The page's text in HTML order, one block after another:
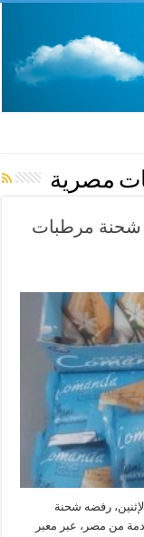
مصرية
شحنة مرطبات
رفضه شحنة
من مصر، عبر معبر